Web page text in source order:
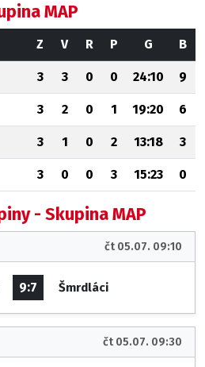
MAP
Z V R P G B
3 3 0 0 24:10 9
3 2 0 1 19:20 6
3 1 0 2 13:18 3
3 0 0 3 15:23 0
- Skupina MAP
čt 05.07. 09:10
9:7 Šmrdláci
čt 05.07. 09:30